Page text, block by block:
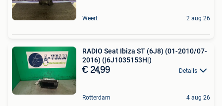
Weert 2 aug 26
RADIO Seat Ibiza ST (6J8) (01-2010/07-
2016) (|6J1035153H|)
€ 24,99 Details
Rotterdam 4 aug 26